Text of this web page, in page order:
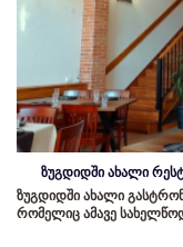
ზუგდიდში ახალი
ზუგდიდში ახალი
რომელიც ამავე